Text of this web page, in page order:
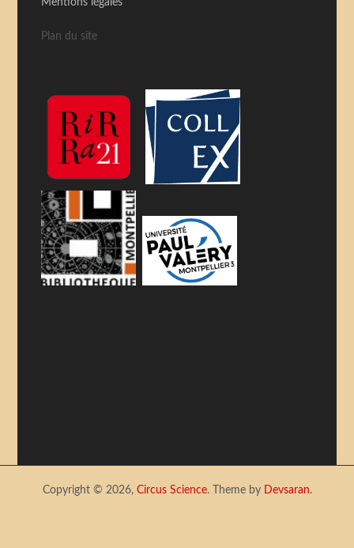
Mentions légales
Plan du site
Copyright © 2026, Circus Science. Theme by Devsaran.